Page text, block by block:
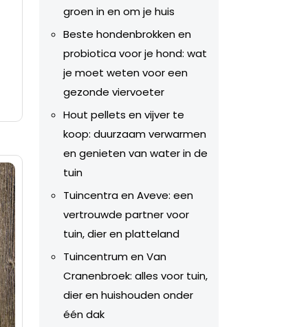
groen in en om je huis
Beste hondenbrokken en
probiotica voor je hond: wat
je moet weten voor een
gezonde viervoeter
Hout pellets en vijver te
koop: duurzaam verwarmen
en genieten van water in de
tuin
Tuincentra en Aveve: een
vertrouwde partner voor
tuin, dier en platteland
Tuincentrum en Van
Cranenbroek: alles voor tuin,
dier en huishouden onder
één dak